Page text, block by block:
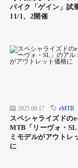
バイク「ゲイン」試
11/1、2開催
2025.06.17 eMTB
スペシャライズドの
MTB「リーヴォ・
ミモデルがアウトレ
に